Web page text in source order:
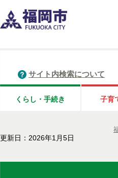
サイト内検索について
くらし・手続き 子育
更新日：2026年1月5日